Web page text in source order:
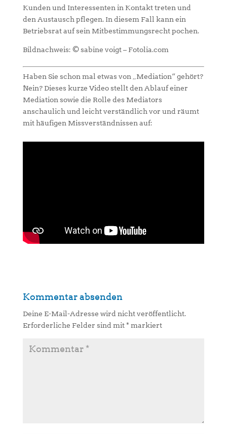
Kunden und Interessenten in Kontakt treten und
den Austausch pflegen. In diesem Fall kann ein
Betriebsrat auf sein Mitbestimmungsrecht pochen.
Bildnachweis: © sabine voigt – Fotolia.com
Haben Sie schon mal etwas von „Mediation“ gehört?
Nein? Dieses kurze Video stellt den Ablauf einer
Mediation sowie die Rolle des Mediators
anschaulich und leicht verständlich vor und räumt
mit häufigen Missverständnissen auf:
Kommentar absenden
Deine E-Mail-Adresse wird nicht veröffentlicht.
Erforderliche Felder sind mit* markiert